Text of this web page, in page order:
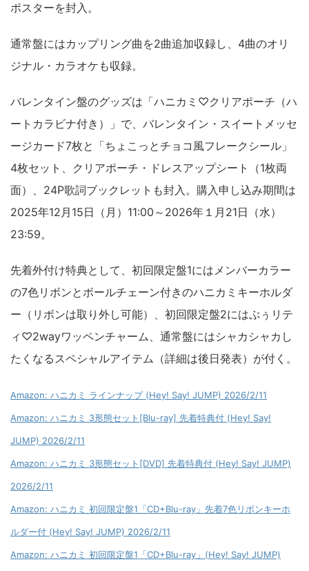
ポスターを封入。
通常盤にはカップリング曲を2曲追加収録し、4曲のオリ
ジナル・カラオケも収録。
バレンタイン盤のグッズは「ハニカミ♡クリアポーチ（ハ
ートカラビナ付き）」で、バレンタイン・スイートメッセ
ージカード7枚と「ちょこっとチョコ風フレークシール」
4枚セット、クリアポーチ・ドレスアップシート（1枚両
面）、24P歌詞ブックレットも封入。購入申し込み期間は
2025年12月15日（月）11:00～2026年１月21日（水）
23:59。
先着外付け特典として、初回限定盤1にはメンバーカラー
の7色リボンとボールチェーン付きのハニカミキーホルダ
ー（リボンは取り外し可能）、初回限定盤2にはぷぅリテ
ィ♡2wayワッペンチャーム、通常盤にはシャカシャカし
たくなるスペシャルアイテム（詳細は後日発表）が付く。
Amazon: ハニカミ ラインナップ (Hey! Say! JUMP) 2026/2/11
Amazon: ハニカミ 3形態セット[Blu-ray] 先着特典付 (Hey! Say!
JUMP) 2026/2/11
Amazon: ハニカミ 3形態セット[DVD] 先着特典付 (Hey! Say! JUMP)
2026/2/11
Amazon: ハニカミ 初回限定盤1「CD+Blu-ray」先着7色リボンキーホ
ルダー付 (Hey! Say! JUMP) 2026/2/11
Amazon: ハニカミ 初回限定盤1「CD+Blu-ray」(Hey! Say! JUMP)